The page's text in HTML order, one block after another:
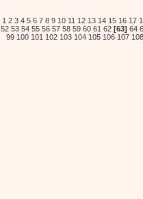
1 2 3 4 5 6 7 8 9 10 11 12 13 14 15 16 17
52 53 54 55 56 57 58 59 60 61 62 [63] 64
99 100 101 102 103 104 105 106 107 108